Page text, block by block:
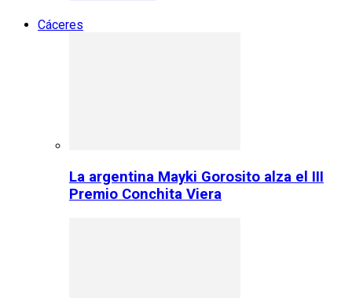
Cáceres
La argentina Mayki Gorosito alza el III
Premio Conchita Viera